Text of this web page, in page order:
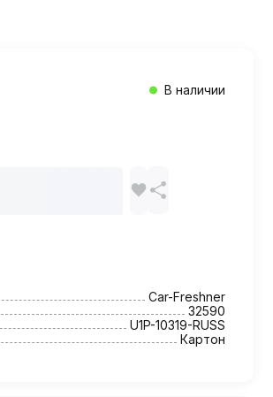
В наличии
Car-Freshner
32590
U1P-10319-RUSS
Картон